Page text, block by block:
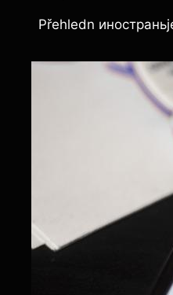
Přehledn